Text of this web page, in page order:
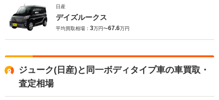
日産
デイズルークス
平均買取相場： 3万円〜67.6万円
ジューク(日産)と同一ボディタイプ車の車買取・
査定相場